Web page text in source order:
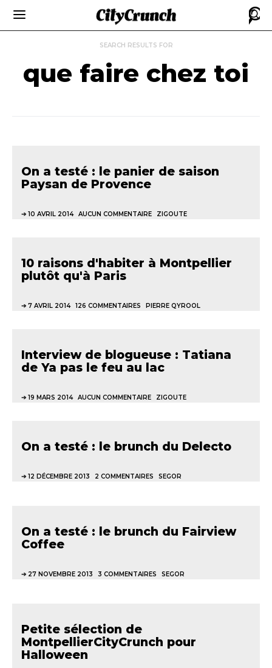
SEARCH RESULTS FOR
que faire chez toi
On a testé : le panier de saison
Paysan de Provence
10 AVRIL 2014 AUCUN COMMENTAIRE ZIGOUTE
10 raisons d'habiter à Montpellier
plutôt qu'à Paris
7 AVRIL 2014 126 COMMENTAIRES PIERRE QYROOL
Interview de blogueuse : Tatiana
de Ya pas le feu au lac
19 MARS 2014 AUCUN COMMENTAIRE ZIGOUTE
On a testé : le brunch du Delecto
12 DÉCEMBRE 2013 2 COMMENTAIRES SEGOR
On a testé : le brunch du Fairview
Coffee
27 NOVEMBRE 2013 3 COMMENTAIRES SEGOR
Petite sélection de
MontpellierCityCrunch pour
Halloween